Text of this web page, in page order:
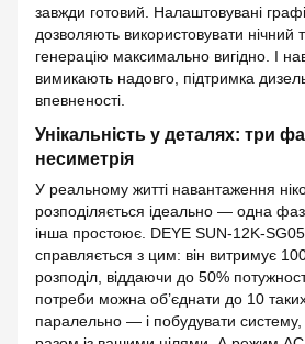
завжди готовий. Налаштовувані
дозволяють використовувати
генерацію максимально вигідно. І
вимикають надовго, підтримка
впевненості.
Унікальність у деталях: три
несиметрія
У реальному житті навантаження
розподіляється ідеально — одна
інша простоює. DEYE SUN-12K-
справляється з цим: він витримує
розподіл, віддаючи до 50%
потреби можна об’єднати до 10 таких
паралельно — і побудувати